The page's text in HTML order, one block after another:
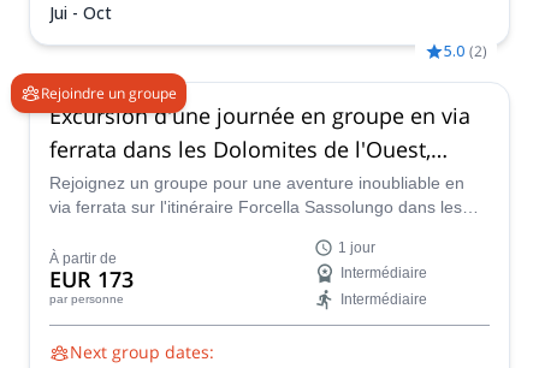
Jui - Oct
Rejoindre un groupe
5.0 (2)
Excursion d'une journée en groupe en via
ferrata dans les Dolomites de l'Ouest,
Passo Sella
Rejoignez un groupe pour une aventure inoubliable en
via ferrata sur l'itinéraire Forcella Sassolungo dans les
itinéraire modéré comprend des paysages magnifiques,
un refuge pittoresque et la possibilité de descendre en
télécabine ou à pied.
À partir de
EUR 173
par personne
1 jour
Intermédiaire
Intermédiaire
Next group dates: